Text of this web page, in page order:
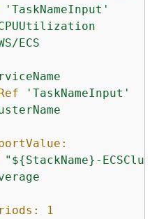
'TaskNameInput'
ECS
'TaskNameInput'
"${StackName}-
1